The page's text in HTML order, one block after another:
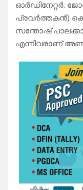
ഓർഡിനേറ്റർ:
പ്രവർത്തകൻ)
സന്തോഷ്
എന്നിവരാണ്